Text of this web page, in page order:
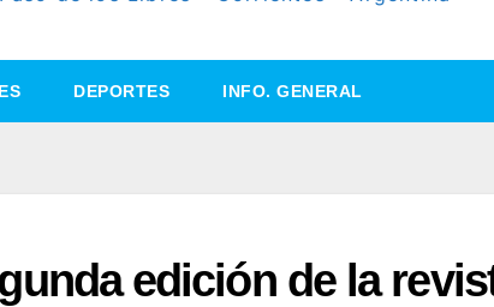
DEPORTES INFO. GENERAL
edición de la